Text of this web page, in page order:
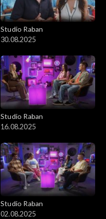
Studio Raban
30.08.2025
Studio Raban
16.08.2025
Studio Raban
02.08.2025